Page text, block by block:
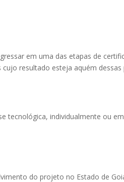
em uma das etapas de
resultado esteja aquém dessas
tecnológica, individualmente ou
do projeto no Estado de